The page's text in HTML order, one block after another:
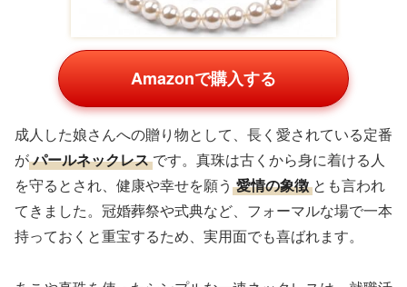
Amazonで購入する
成人した娘さんへの贈り物として、長く愛されている定番
がパールネックレス です。真珠は古くから身に着ける人
を守るとされ、健康や幸せを願う 愛情の象徴 とも言われ
てきました。冠婚葬祭や式典など、フォーマルな場で一本
持っておくと重宝するため、実用面でも喜ばれます。